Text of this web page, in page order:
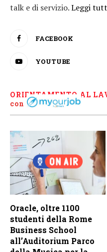
talk e di servizio.Leggi
FACEBOOK
YOUTUBE
ORIENTAMENTO AL
con
Oracle, oltre 1100
studenti della Rome
Business School
all’Auditorium Parco